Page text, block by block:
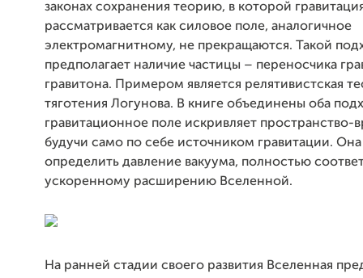
законах сохранения теорию, в которой
рассматривается как силовое поле, аналогичное
электромагнитному, не прекращаются. Такой
предполагает наличие частицы – переносчика
гравитона. Примером является релятивистская
тяготения Логунова. В книге объединены оба
гравитационное поле искривляет пространство-
будучи само по себе источником гравитации. Она
определить давление вакуума, полностью
ускоренному расширению Вселенной.
На ранней стадии своего развития Вселенная